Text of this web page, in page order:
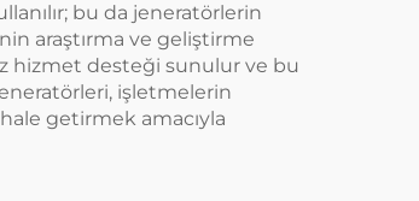
bu da jeneratörlerin
araştırma ve geliştirme
hizmet desteği sunulur ve bu
işletmelerin
getirmek amacıyla